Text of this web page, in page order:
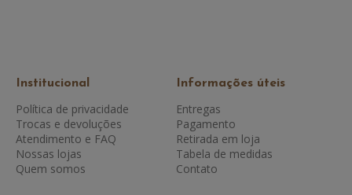
Institucional
Política de privacidade
Trocas e devoluções
Atendimento e FAQ
Nossas lojas
Quem somos
Informações úteis
Entregas
Pagamento
Retirada em loja
Tabela de medidas
Contato